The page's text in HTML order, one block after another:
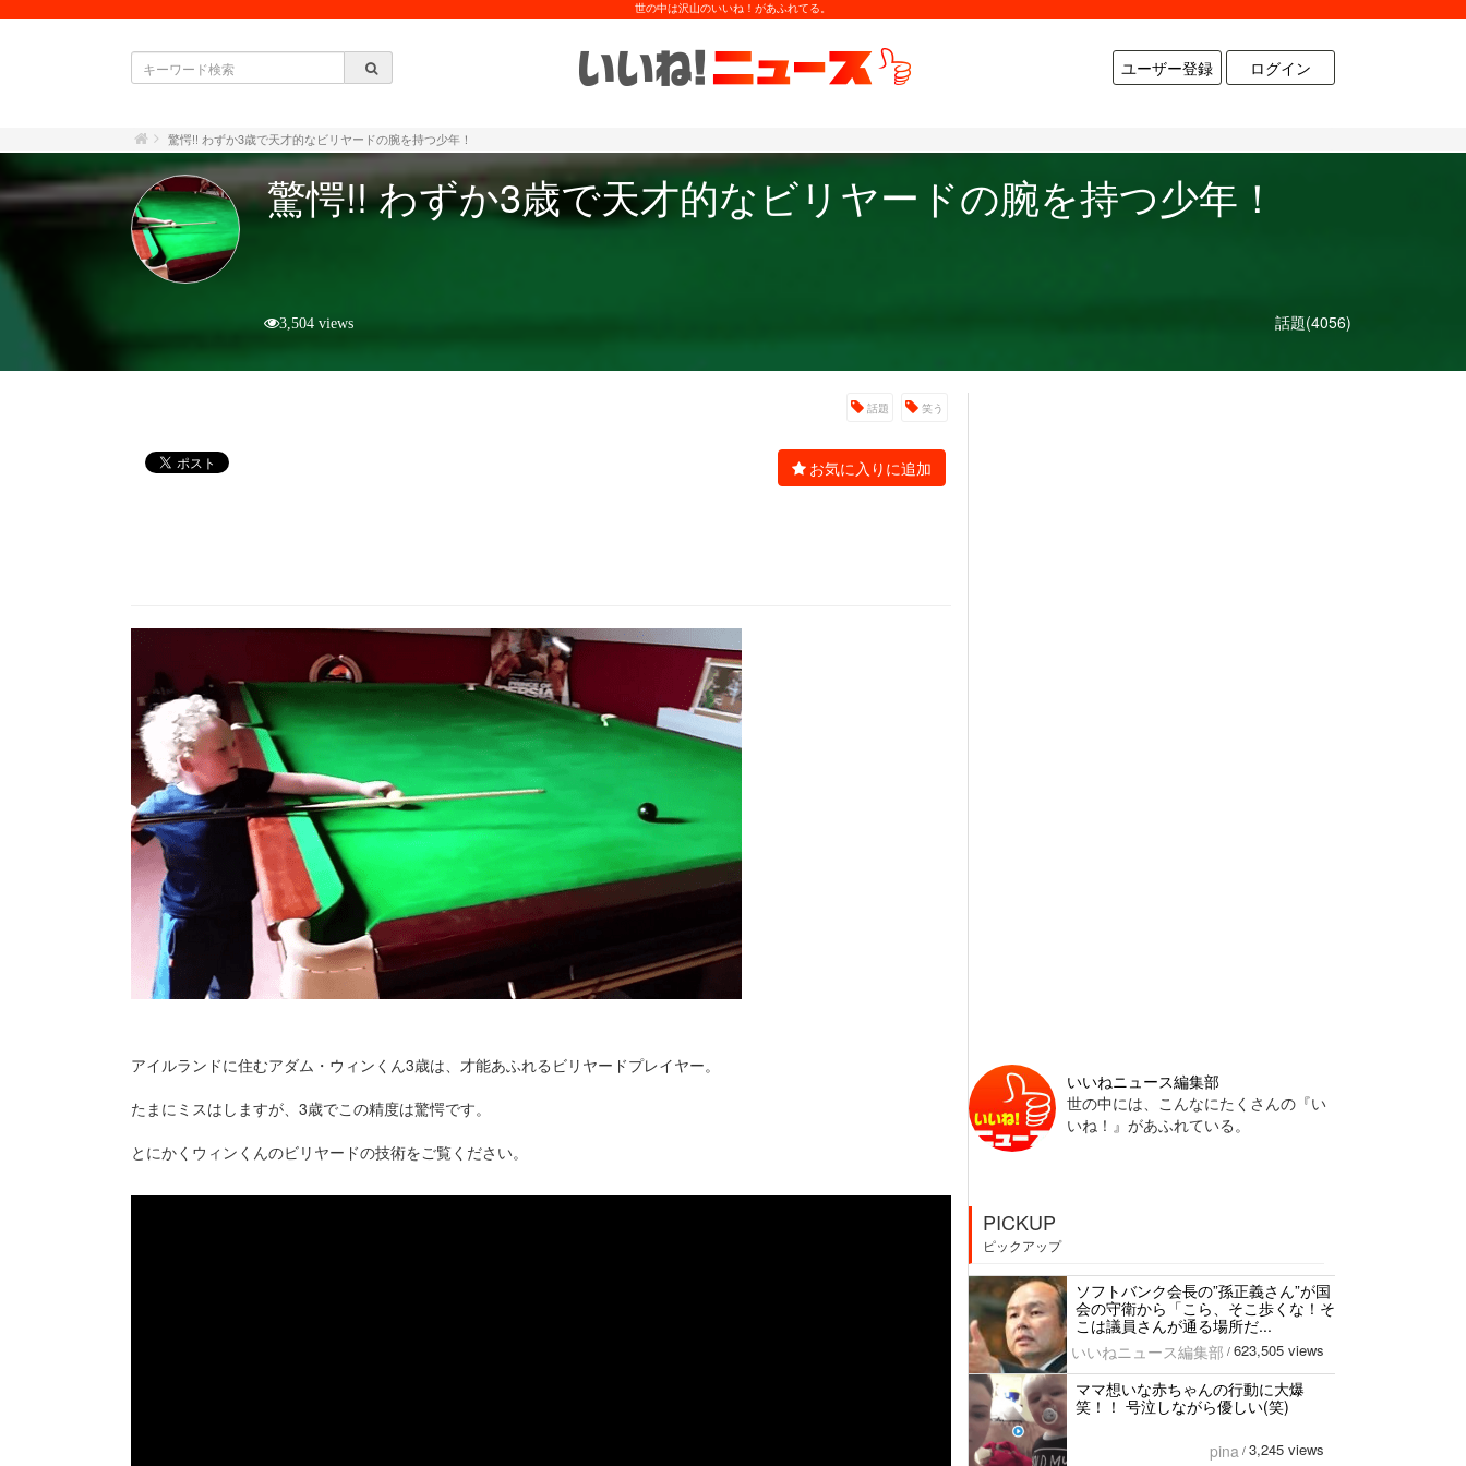
世の中は沢山のいいね！があふれてる。
ユーザー登録 ログイン
驚愕!! わずか3歳で天才的なビリヤードの腕を持つ少年！
驚愕!! わずか3歳で天才的なビリヤードの腕を持つ少年！
話題(4056)
3,504 views
話題 笑う
お気に入りに追加
アイルランドに住むアダム・ウィンくん3歳は、才能あふれるビリヤードプレイヤー。
たまにミスはしますが、3歳でこの精度は驚愕です。
とにかくウィンくんのビリヤードの技術をご覧ください。
いいねニュース編集部
世の中には、こんなにたくさんの『い
いね！』があふれている。
PICKUP
ピックアップ
ソフトバンク会長の”孫正義さん”が国
会の守衛から「こら、そこ歩くな！そ
こは議員さんが通る場所だ...
いいねニュース編集部 / 623,505 views
ママ想いな赤ちゃんの行動に大爆
笑！！ 号泣しながら優しい(笑)
pina / 3,245 views